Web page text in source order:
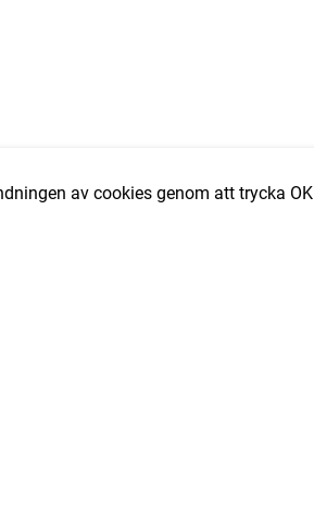
av cookies genom att trycka OK